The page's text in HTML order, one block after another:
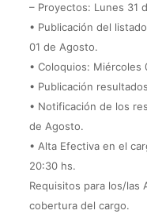
– Proyectos: Lunes 31
• Publicación del
01 de Agosto.
• Coloquios: Miércoles
• Publicación
• Notificación de los
de Agosto.
• Alta Efectiva en el
20:30 hs.
Requisitos para los/las
cobertura del cargo.